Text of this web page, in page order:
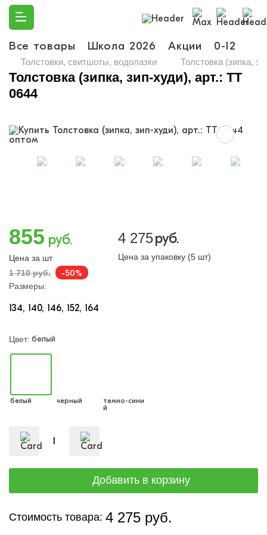
Все товары Школа 2026 Акции 0-12
Толстовки, свитшоты, водолазки Толстовка (зипка,
Толстовка (зипка, зип-худи), арт.: TT
0644
1 710 руб. -50%
855 руб.
Цена за шт
4 275руб.
Цена за упаковку (5 шт)
Размеры:
134 140 146 152 164
Цвет: белый
белый черный
темно-сини
й
Стоимость товара: 4 275 руб.